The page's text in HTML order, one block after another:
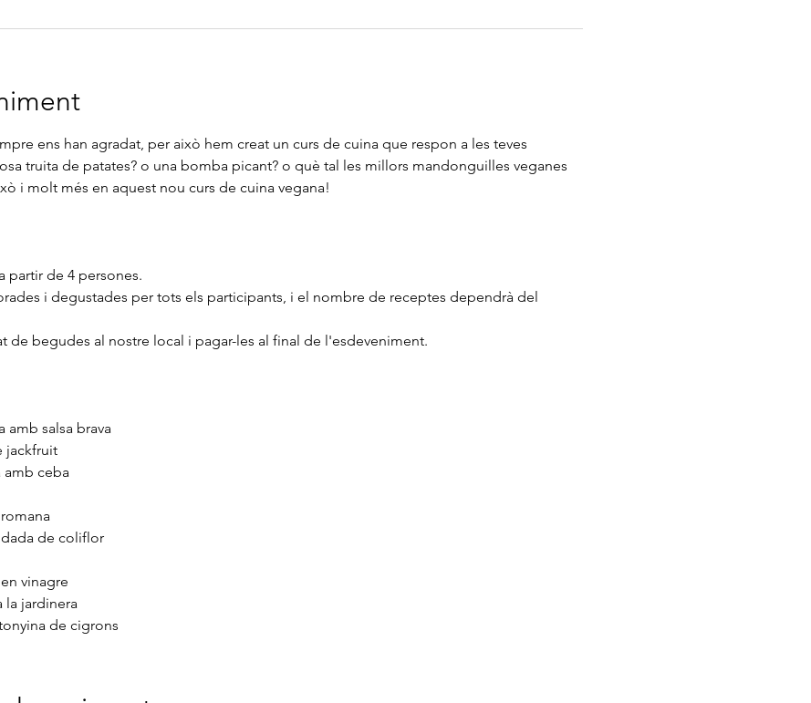
ens han agradat, per això hem creat un curs de cuina que respon a les teves
truita de patates? o una bomba picant? o què tal les millors mandonguilles veganes
i molt més en aquest nou curs de cuina vegana!
partir de 4 persones.
i degustades per tots els participants, i el nombre de receptes dependrà del
de begudes al nostre local i pagar-les al final de l'esdeveniment.
amb salsa brava
jackfruit
amb ceba
de coliflor
vinagre
la jardinera
de cigrons